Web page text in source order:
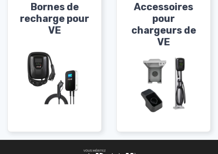
Bornes de
recharge pour
VE
Accessoires
pour
chargeurs de
VE